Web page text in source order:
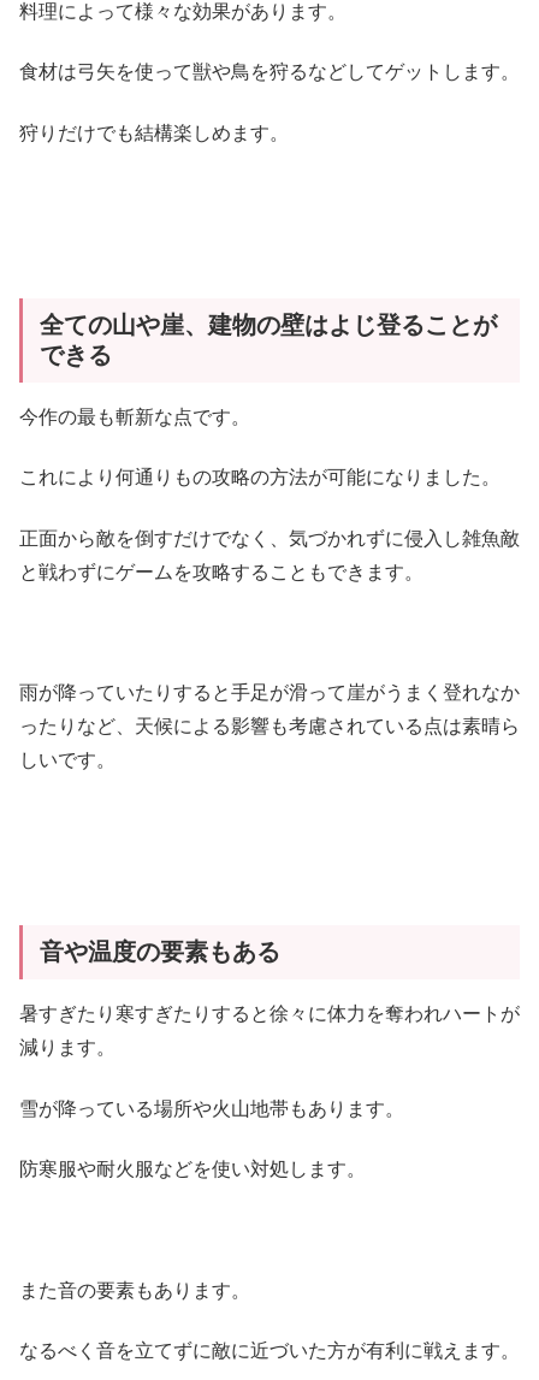
料理によって様々な効果があります。
食材は弓矢を使って獣や鳥を狩るなどしてゲットします。
狩りだけでも結構楽しめます。
全ての山や崖、建物の壁はよじ登ることが
できる
今作の最も斬新な点です。
これにより何通りもの攻略の方法が可能になりました。
正面から敵を倒すだけでなく、気づかれずに侵入し雑魚敵
と戦わずにゲームを攻略することもできます。
雨が降っていたりすると手足が滑って崖がうまく登れなか
ったりなど、天候による影響も考慮されている点は素晴ら
しいです。
音や温度の要素もある
暑すぎたり寒すぎたりすると徐々に体力を奪われハートが
減ります。
雪が降っている場所や火山地帯もあります。
防寒服や耐火服などを使い対処します。
また音の要素もあります。
なるべく音を立てずに敵に近づいた方が有利に戦えます。